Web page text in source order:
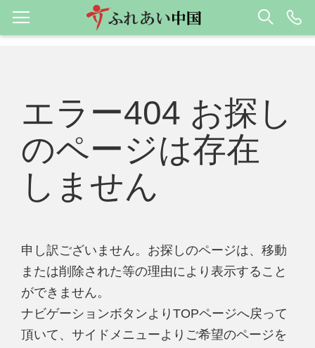
エラー404 お探し
のページは存在
しません
申し訳ございません。お探しのページは、移動
または削除された等の理由により表示すること
ができません。
ナビゲーションボタンよりTOPページへ戻って
頂いて、サイドメニューよりご希望のページを